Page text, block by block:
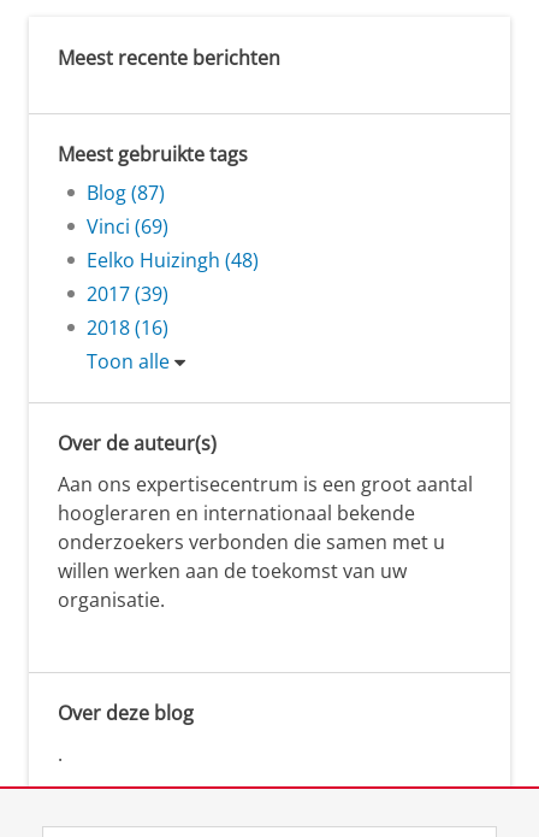
Meest recente berichten
Meest gebruikte tags
Blog (87)
Vinci (69)
Eelko Huizingh (48)
2017 (39)
2018 (16)
Toon alle
Over de auteur(s)
Aan ons expertisecentrum is een groot aantal
hoogleraren en internationaal bekende
onderzoekers verbonden die samen met u
willen werken aan de toekomst van uw
organisatie.
Over deze blog
.